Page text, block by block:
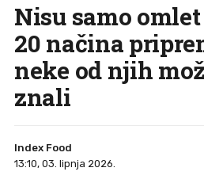
Nisu samo
20 načina
neke od njih
znali
Index Food
13:10, 03. lipnja 2026.